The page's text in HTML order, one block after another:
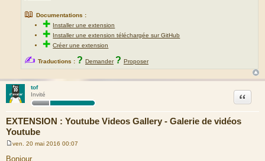
📖 Documentations :
✚ Installer une extension
✚ Installer une extension téléchargée sur GitHub
✚Créer une extension
✍ Traductions : ? Demander ? Proposer
tof
Invité
EXTENSION : Youtube Videos Gallery - Galerie de vidéos
Youtube
Citation
ven. 20 mai 2016 00:07
Bonjour,